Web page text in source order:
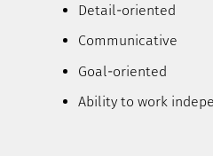
Detail-oriented
Communicative
Goal-oriented
Ability to work